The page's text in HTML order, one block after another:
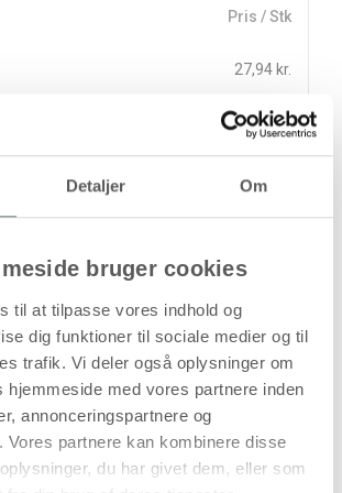
Detaljer Om
bruger cookies
til at tilpasse vores indhold og
dig funktioner til sociale medier og til
trafik. Vi deler også oplysninger om
hjemmeside med vores partnere inden
annonceringspartnere og
Vores partnere kan kombinere disse
du har givet dem, eller som
Pris / Stk
27,94 kr.
27,94kr.
Læg i kurven
Din bestilling er først bindende,
når vi har bekræftet din ordre.